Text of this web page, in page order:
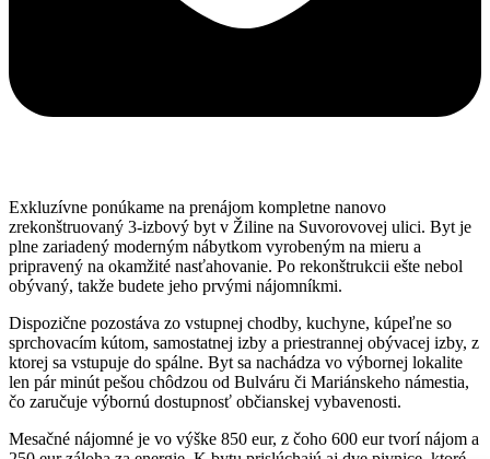
Exkluzívne ponúkame na prenájom kompletne nanovo
zrekonštruovaný 3-izbový byt v Žiline na Suvorovovej ulici. Byt je
plne zariadený moderným nábytkom vyrobeným na mieru a
pripravený na okamžité nasťahovanie. Po rekonštrukcii ešte nebol
obývaný, takže budete jeho prvými nájomníkmi.
Dispozične pozostáva zo vstupnej chodby, kuchyne, kúpeľne so
sprchovacím kútom, samostatnej izby a priestrannej obývacej izby, z
ktorej sa vstupuje do spálne. Byt sa nachádza vo výbornej lokalite
len pár minút pešou chôdzou od Bulváru či Mariánskeho námestia,
čo zaručuje výbornú dostupnosť občianskej vybavenosti.
Mesačné nájomné je vo výške 850 eur, z čoho 600 eur tvorí nájom a